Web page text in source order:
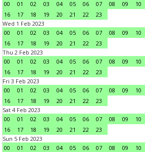
00
01 02 03 04 05 06 07 08 09 10
16
17 18 19 20 21 22
23
Wed 1 Feb 2023
00
01 02 03 04 05 06 07 08 09 10
16
17 18 19 20 21 22
23
Thu 2 Feb 2023
00
01 02 03 04 05 06 07 08 09 10
16
17 18 19 20 21 22
23
Fri 3 Feb 2023
00
01 02 03 04 05 06 07 08 09 10
16
17 18 19 20 21 22
23
Sat 4 Feb 2023
00
01 02 03 04 05 06 07 08 09 10
16
17 18 19 20 21 22
23
Sun 5 Feb 2023
00
01 02 03 04 05 06 07 08 09 10